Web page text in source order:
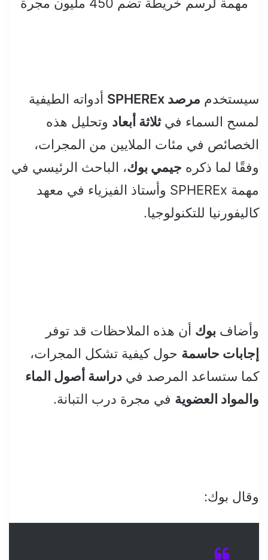
سيستخدم مرصد SPHEREx
أدواته الطيفية
لمسح السماء فيثلاثة أبعاد وتحليل هذه
الخصائص في مئات الملايين من المجرات،
وفقًا لما ذكره جيمي بوك، الباحث الرئيسي في
مهمة SPHEREx وأستاذ الفيزياء في معهد
كاليفورنيا للتكنولوجيا.
وأضاف بوك أن هذه الملاحظات قد توفر
إجابات حاسمة حول كيفية تشكل المجرات،
كما ستساعد المرصد في دراسة أصول الماء
والمواد العضوية في مجرة درب التبانة.
وقال بوك: